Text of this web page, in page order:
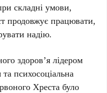
складні умови,
продовжує працювати,
надію.
здоров’я лідером
психосоціальна
Хреста було